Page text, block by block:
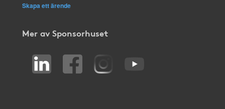
Skapa ett ärende
Mer av Sponsorhuset